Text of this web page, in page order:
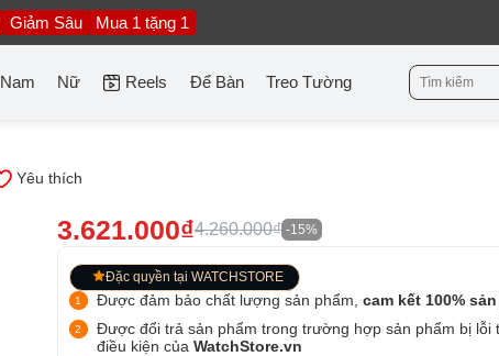
Giảm Sâu Mua 1 tặng 1
Nam Nữ Reels Để Bàn Treo Tường
Tìm
kiếm:
Yêu thích
3.621.000₫4.260.000₫ -15%
Đặc quyền tại WATCHSTORE
Được đảm bảo chất lượng sản phẩm, cam kết 100%
Được đổi trả sản phẩm trong trường hợp sản phẩm bị lỗi
điều kiện của WatchStore.vn